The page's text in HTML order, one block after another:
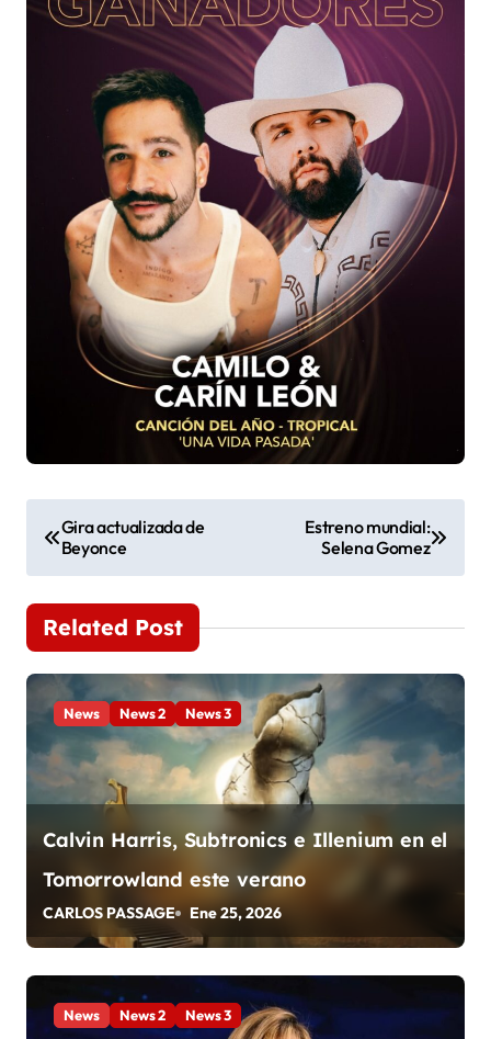
N
a
v
e
g
a
c
ó
n
d
e
Gira actualizada de
Beyonce
Estreno mundial:
Selena Gomez
Related Post
News News 2 News 3
Calvin Harris, Subtronics e Illenium en el
Tomorrowland este verano
CARLOS PASSAGE Ene 25, 2026
News News 2 News 3